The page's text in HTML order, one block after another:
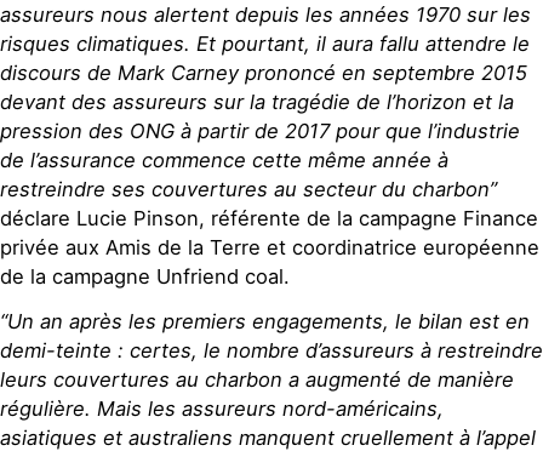
assureurs nous alertent depuis les années 1970 sur les
risques climatiques. Et pourtant, il aura fallu attendre le
discours de Mark Carney prononcé en septembre 2015
devant des assureurs sur la tragédie de l’horizon et la
pression des ONG à partir de 2017 pour que l’industrie
de l’assurance commence cette même année à
restreindre ses couvertures au secteur du charbon”
déclare Lucie Pinson, référente de la campagne Finance
privée aux Amis de la Terre et coordinatrice européenne
de la campagne Unfriend coal.
“Un an après les premiers engagements, le bilan est en
demi-teinte : certes, le nombre d’assureurs à restreindre
leurs couvertures au charbon a augmenté de manière
régulière. Mais les assureurs nord-américains,
asiatiques et australiens manquent cruellement à l’appel